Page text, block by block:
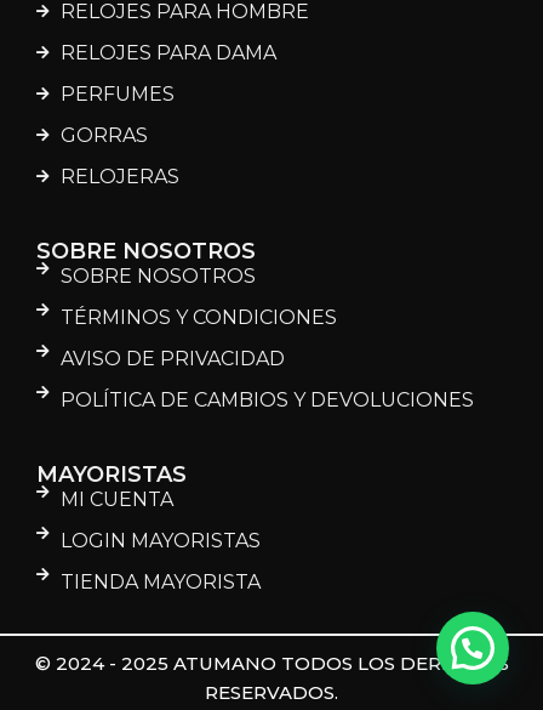
RELOJES PARA HOMBRE
RELOJES PARA DAMA
PERFUMES
GORRAS
RELOJERAS
SOBRE NOSOTROS
SOBRE NOSOTROS
TÉRMINOS Y CONDICIONES
AVISO DE PRIVACIDAD
POLÍTICA DE CAMBIOS Y DEVOLUCIONES
MAYORISTAS
MI CUENTA
LOGIN MAYORISTAS
TIENDA MAYORISTA
© 2024 - 2025 ATUMANO TODOS LOS DERECHOS
RESERVADOS.